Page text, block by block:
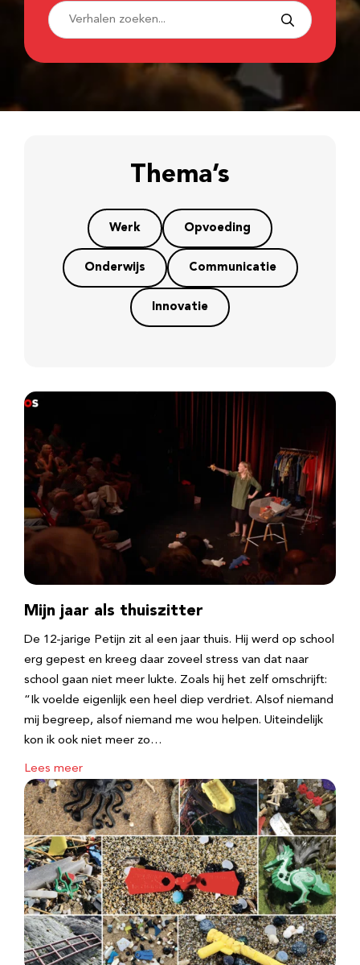
Thema’s
Werk Opvoeding
Onderwijs Communicatie
Innovatie
Mijn jaar als thuiszitter
De 12-jarige Petijn zit al een jaar thuis. Hij werd op school
erg gepest en kreeg daar zoveel stress van dat naar
school gaan niet meer lukte. Zoals hij het zelf omschrijft:
“Ik voelde eigenlijk een heel diep verdriet. Alsof niemand
mij begreep, alsof niemand me wou helpen. Uiteindelijk
kon ik ook niet meer zo…
Lees meer